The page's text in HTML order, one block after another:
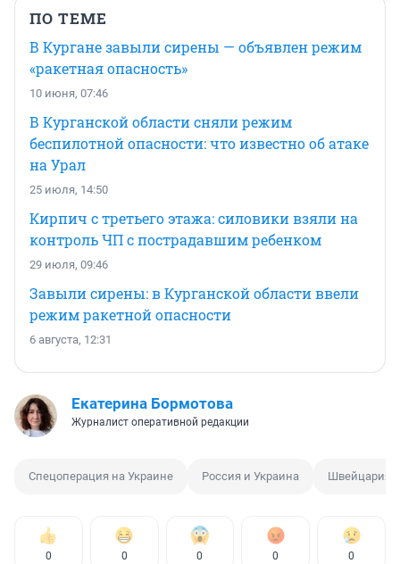
ПО ТЕМЕ
В Кургане завыли сирены — объявлен режим
«ракетная опасность»
10 июня, 07:46
В Курганской области сняли режим
беспилотной опасности: что известно об атаке
на Урал
25 июля, 14:50
Кирпич с третьего этажа: силовики взяли на
контроль ЧП с пострадавшим ребенком
29 июля, 09:46
Завыли сирены: в Курганской области ввели
режим ракетной опасности
6 августа, 12:31
Екатерина Бормотова
Журналист оперативной редакции
Спецоперация на Украине Россия и Украина Швейцария
0 0 0 0 0